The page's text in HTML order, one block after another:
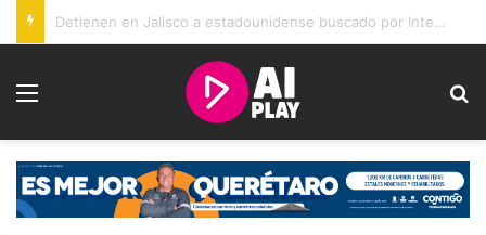
México y Perú restablecen relaciones diplomáticas
Menu